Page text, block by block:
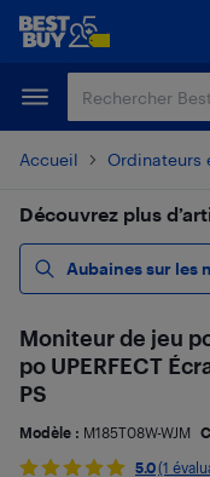
Passer
principal
Passer
Accueil Ordinateurs
Découvrez plus
Aubaines sur les
Moniteur de jeu
po UPERFECT
PS
Modèle : M185T08W-WJM
5.0(1